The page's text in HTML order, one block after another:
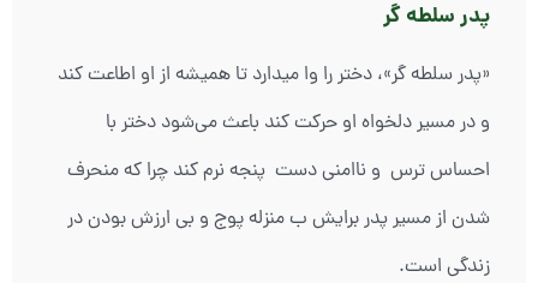
پدر سلطه گر
«پدر سلطه گر»، دختر را وا میدارد تا همیشه از او اطاعت کند
و در مسیر دلخواه او حرکت کند باعث می‌شود دختر با
احساس ترس و ناامنی دست پنجه نرم کند چرا که منحرف
شدن از مسیر پدر برایش ب منزله پوج و بی ارزش بودن در
زندگی است.